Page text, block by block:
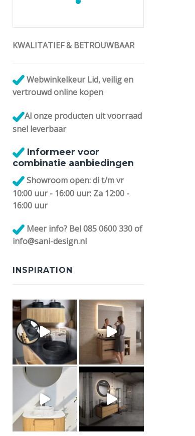
KWALITATIEF & BETROUWBAAR
Webwinkelkeur Lid, veilig en
vertrouwd online kopen
Al onze producten uit voorraad
snel leverbaar
Informeer voor
combinatie aanbiedingen
Showroom open: di t/m vr
10:00 uur - 16:00 uur: Za 12:00 -
16:00 uur
Meer info? Bel 085 0600 330 of
info@sani-design.nl
INSPIRATION